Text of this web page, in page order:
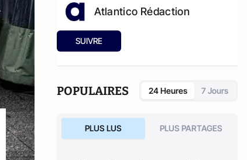
Atlantico Rédaction
SUIVRE
POPULAIRES 24 Heures 7 Jours
PLUS LUS PLUS PARTAGES